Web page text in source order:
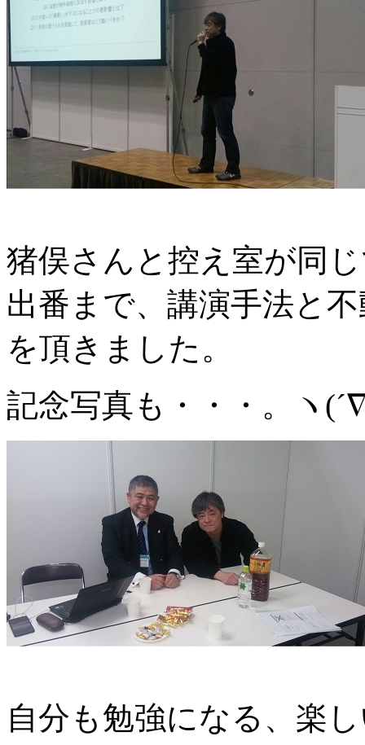
猪俣さんと控え室が同
出番まで、講演手法と
を頂きました。
記念写真も・・・。ヽ
自分も勉強になる、楽